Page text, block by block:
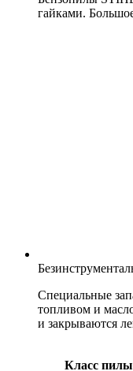
гайками.
Специальные
топливом и
и закрываются
Класс пилы